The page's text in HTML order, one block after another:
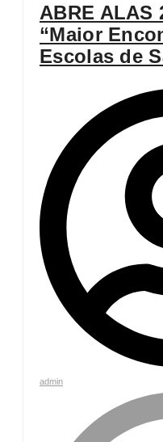
ABRE ALAS
“Maior
Escolas de
admin